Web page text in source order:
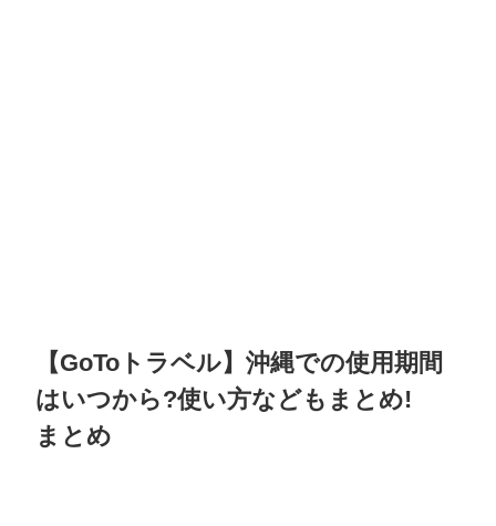
【GoToトラベル】沖縄での使用期間
はいつから?使い方などもまとめ!
まとめ